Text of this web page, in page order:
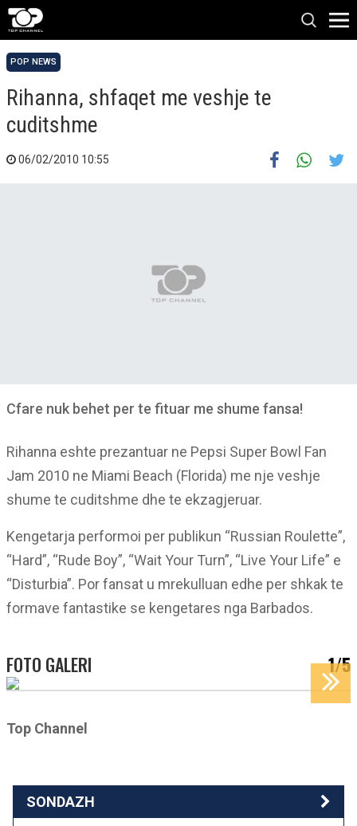
POP NEWS
Rihanna, shfaqet me veshje te
cuditshme
06/02/2010 10:55
Cfare nuk behet per te fituar me shume fansa!
Rihanna eshte prezantuar ne Pepsi Super Bowl Fan
Jam 2010 ne Miami Beach (Florida) me nje veshje
shume te cuditshme dhe te ekzagjeruar.
Kengetarja performoi per publikun “Russian Roulette”,
“Hard”, “Rude Boy”, “Wait Your Turn”, “Live Your Life” e
“Disturbia”. Por fansat u mrekulluan edhe per shkak te
formave fantastike se kengetares nga Barbados.
FOTO GALERI 1/5
Top Channel
SONDAZH